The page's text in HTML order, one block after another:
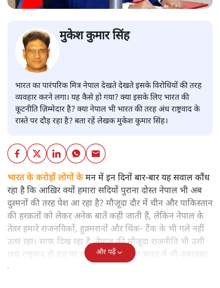
मुकेश कुमार सिंह
भारत का पारंपरिक मित्र नेपाल देखते देखते इसके विरोधियों की तरह
व्यवहार करने लगा। यह कैसे हो गया? क्या इसके लिए भारत की
कूटनीति ज़िम्मेदार है? क्या नेपाल भी भारत की तरह अंध राष्ट्रवाद के
रास्ते पर दौड़ रहा है? बता रहें लेखक मुकेश कुमार सिंह।
भारत के करोड़ों लोगों केमन में इन दिनों बार-बार यह सवाल कौंध
रहा है कि आख़िर क्यों हमारा सदियों पुराना दोस्त नेपाल भी अब
दुश्मनों की तरह पेश आ रहा है? मौजूदा दौर में चीन और पाकिस्तान
की हरक़तों को लेकर अनेक बातें कही जाती हैं, लेकिन नेपाल के
तेवर हमारे राजनयिकों, हुक़्मरानों और थिंक- टैंक के भी गले नहीं
उतर रहा। साफ़ दिख रहा है, नेपाल की मौजूदा राजनीति भी उसी
छद्म राष्ट्रवाद ही राह पर चल रही है, जिसका भारत में भी ज़बरदस्त
बोलबाला है।
और पढ़ें